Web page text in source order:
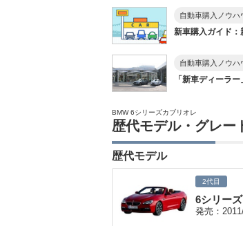
自動車購入ノウハ
新車購入ガイド：
自動車購入ノウハ
「新車ディーラ
BMW 6シリーズカブリオレ
歴代モデル・グレー
歴代モデル
2代目
6シリー
発売：